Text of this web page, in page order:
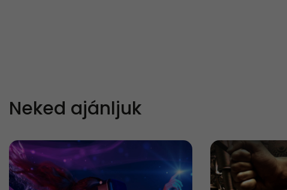
Neked ajánljuk